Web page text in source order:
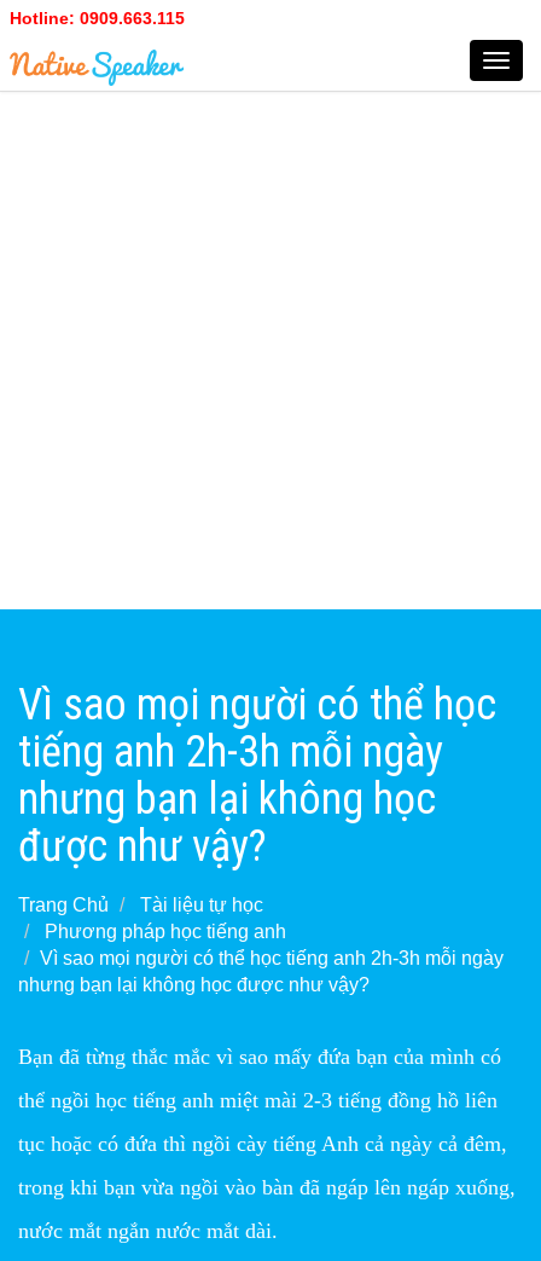
Hotline: 0909.663.115
Vì sao mọi người có thể học
tiếng anh 2h-3h mỗi ngày
nhưng bạn lại không học
được như vậy?
Trang Chủ
Tài liệu tự học
Phương pháp học tiếng anh
Vì sao mọi người có thể học tiếng anh 2h-3h mỗi ngày
nhưng bạn lại không học được như vậy?
Bạn đã từng thắc mắc vì sao mấy đứa bạn của mình có
thể ngồi học tiếng anh miệt mài 2-3 tiếng đồng hồ liên
tục hoặc có đứa thì ngồi cày tiếng Anh cả ngày cả đêm,
trong khi bạn vừa ngồi vào bàn đã ngáp lên ngáp xuống,
nước mắt ngắn nước mắt dài.